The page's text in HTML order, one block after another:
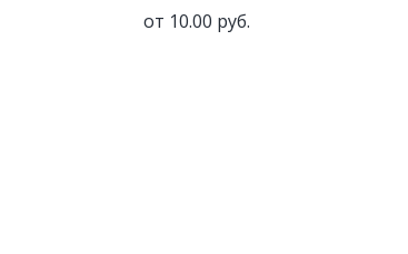
от 10.00 руб.